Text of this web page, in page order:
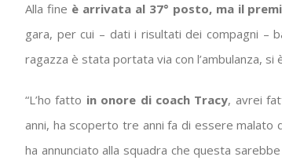
Alla fine è arrivata al 37° posto, ma il
gara, per cui – dati i risultati dei compagni –
ragazza è stata portata via con l’ambulanza, si
“L’ho fatto in onore di coach Tracy, avrei
anni, ha scoperto tre anni fa di essere malato
ha annunciato alla squadra che questa